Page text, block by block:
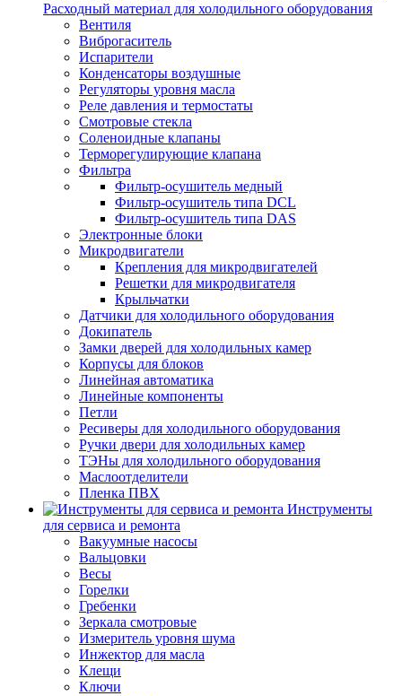
Расходный материал для холодильного оборудования
Вентиля
Виброгаситель
Испарители
Конденсаторы воздушные
Регуляторы уровня масла
Реле давления и термостаты
Смотровые стекла
Соленоидные клапаны
Терморегулирующие клапана
Фильтра
Фильтр-осушитель медный
Фильтр-осушитель типа DCL
Фильтр-осушитель типа DAS
Электронные блоки
Микродвигатели
Крепления для микродвигателей
Решетки для микродвигателя
Крыльчатки
Датчики для холодильного оборудования
Докипатель
Замки дверей для холодильных камер
Корпусы для блоков
Линейная автоматика
Линейные компоненты
Петли
Ресиверы для холодильного оборудования
Ручки двери для холодильных камер
ТЭНы для холодильного оборудования
Маслоотделители
Пленка ПВХ
Инструменты
для сервиса и ремонта
Вакуумные насосы
Вальцовки
Весы
Горелки
Гребенки
Зеркала смотровые
Измеритель уровня шума
Инжектор для масла
Клещи
Ключи